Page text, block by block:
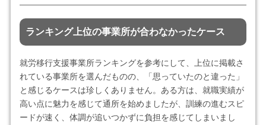
ランキング上位の事業所が合わなかったケース
就労移行支援事業所ランキングを参考にして、上位に掲載さ
れている事業所を選んだものの、「思っていたのと違った」
と感じるケースは珍しくありません。ある方は、就職実績が
高い点に魅力を感じて通所を始めましたが、訓練の進むスピ
ードが速く、体調が追いつかずに負担を感じてしまいまし